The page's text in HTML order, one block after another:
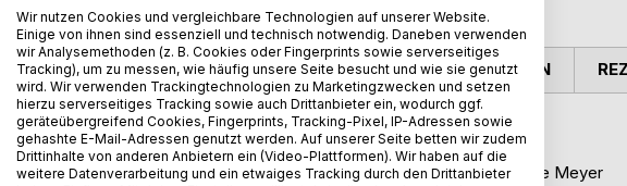
BESCHREIBUNG
DreiKlänge
Gedichte von Elisabeth Drab, Evelyn Zillessen und Marlene Meyer
AUTOR/IN PRESSESTIMMEN
Wir nutzen Cookies und vergleichbare Technologien auf unserer Website.
Einige von ihnen sind essenziell und technisch notwendig. Daneben verwenden
wir Analysemethoden (z. B. Cookies oder Fingerprints sowie serverseitiges
Tracking), um zu messen, wie häufig unsere Seite besucht und wie sie genutzt
wird. Wir verwenden Trackingtechnologien zu Marketingzwecken und setzen
hierzu serverseitiges Tracking sowie auch Drittanbieter ein, wodurch ggf.
geräteübergreifend Cookies, Fingerprints, Tracking-Pixel, IP-Adressen sowie
gehashte E-Mail-Adressen genutzt werden. Auf unserer Seite betten wir zudem
Drittinhalte von anderen Anbietern ein (Video-Plattformen). Wir haben auf die
weitere Datenverarbeitung und ein etwaiges Tracking durch den Drittanbieter